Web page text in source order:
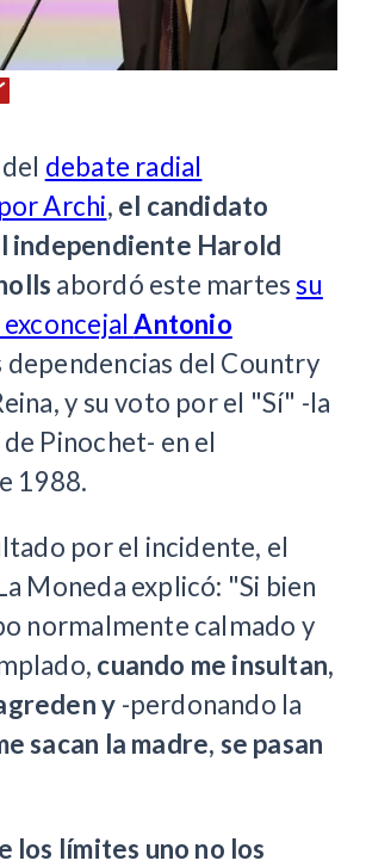
debate radial
Archi, el candidato
independiente Harold
abordó este martessu
exconcejalAntonio
dependencias del Country
y su voto por el "Sí" -la
Pinochet- en el
1988.
por el incidente, el
Moneda explicó: "Si bien
normalmente calmado y
cuando me insultan,
y -perdonando la
sacan la madre, se pasan
los límites uno no los